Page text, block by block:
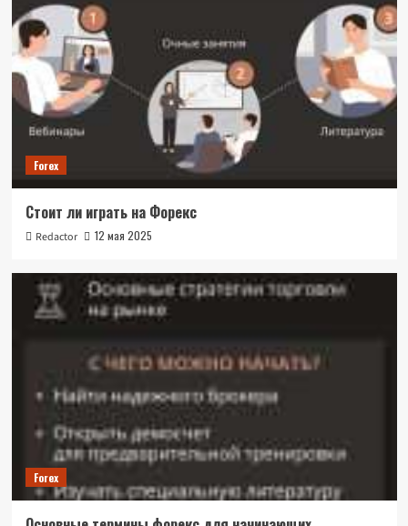
Forex
Стоит ли играть на Форекс
Redactor 12 мая 2025
Forex